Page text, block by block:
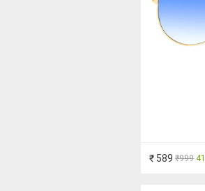
₹ 589 ₹999